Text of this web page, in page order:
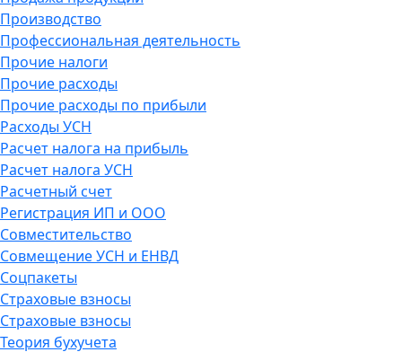
Производство
Профессиональная деятельность
Прочие налоги
Прочие расходы
Прочие расходы по прибыли
Расходы УСН
Расчет налога на прибыль
Расчет налога УСН
Расчетный счет
Регистрация ИП и ООО
Совместительство
Совмещение УСН и ЕНВД
Соцпакеты
Страховые взносы
Страховые взносы
Теория бухучета